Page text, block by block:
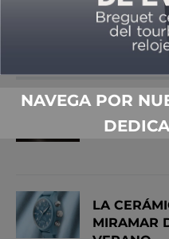
CUANDO
LA
MIRAMAR
NAVEGA POR